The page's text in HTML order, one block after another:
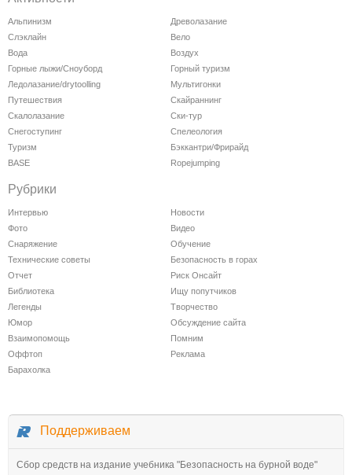
Альпинизм
Древолазание
Слэклайн
Вело
Вода
Воздух
Горные лыжи/Сноуборд
Горный туризм
Ледолазание/drytoolling
Мультигонки
Путешествия
Скайраннинг
Скалолазание
Ски-тур
Снегоступинг
Спелеология
Туризм
Бэккантри/Фрирайд
BASE
Ropejumping
Рубрики
Интервью
Новости
Фото
Видео
Снаряжение
Обучение
Технические советы
Безопасность в горах
Отчет
Риск Онсайт
Библиотека
Ищу попутчиков
Легенды
Творчество
Юмор
Обсуждение сайта
Взаимопомощь
Помним
Оффтоп
Реклама
Барахолка
Поддерживаем
Сбор средств на издание учебника "Безопасность на бурной воде"